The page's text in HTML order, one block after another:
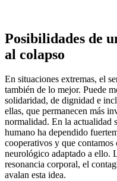
Posibilidades de
al colapso
En situaciones extremas, el
también de lo mejor. Puede
solidaridad, de dignidad e
ellas, que permanecen más
normalidad. En la actualidad
humano ha dependido
cooperativos y que
neurológico adaptado a ello.
resonancia corporal, el
avalan esta idea.